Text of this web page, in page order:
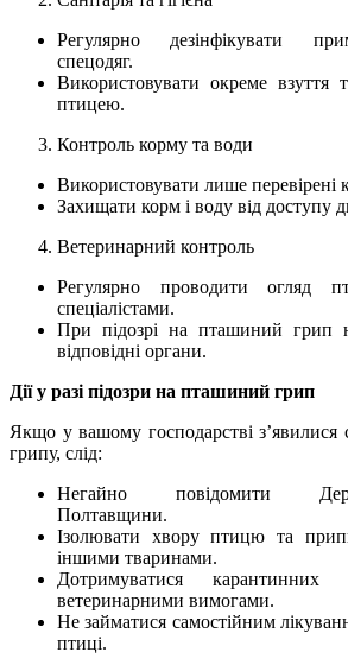
Регулярно дезінфікувати
спецодяг.
Використовувати окреме взуття
птицею.
Контроль корму та води
Використовувати лише перевірені
Захищати корм і воду від доступу
Ветеринарний контроль
Регулярно проводити огляд
спеціалістами.
При підозрі на пташиний грип
відповідні органи.
Дії у разі підозри на пташиний грип
Якщо у вашому господарстві
грипу, слід:
Негайно повідомити
Полтавщини.
Ізолювати хвору птицю та
іншими тваринами.
Дотримуватися
ветеринарними вимогами.
Не займатися самостійним
птиці.